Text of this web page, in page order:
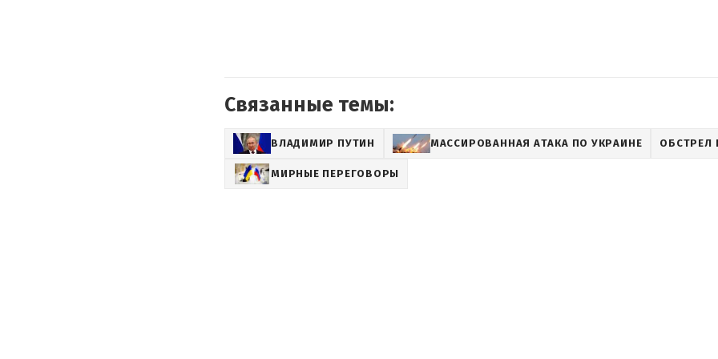
Связанные темы:
ВЛАДИМИР ПУТИН МАССИРОВАННАЯ АТАКА ПО УКРАИНЕ ОБСТРЕЛ
МИРНЫЕ ПЕРЕГОВОРЫ